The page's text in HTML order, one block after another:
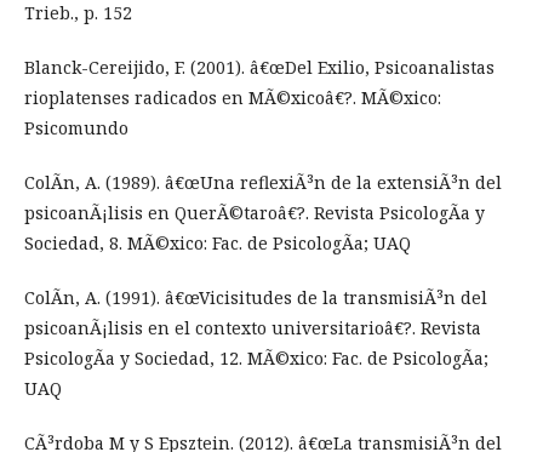
Trieb., p. 152
Blanck-Cereijido, F. (2001). â€œDel Exilio, Psicoanalistas
rioplatenses radicados en MÃ©xicoâ€?. MÃ©xico:
Psicomundo
ColÃ­n, A. (1989). â€œUna reflexiÃ³n de la extensiÃ³n del
psicoanÃ¡lisis en QuerÃ©taroâ€?. Revista PsicologÃ­a y
Sociedad, 8. MÃ©xico: Fac. de PsicologÃ­a; UAQ
ColÃ­n, A. (1991). â€œVicisitudes de la transmisiÃ³n del
psicoanÃ¡lisis en el contexto universitarioâ€?. Revista
PsicologÃ­a y Sociedad, 12. MÃ©xico: Fac. de PsicologÃ­a;
UAQ
CÃ³rdoba M y S Epsztein. (2012). â€œLa transmisiÃ³n del